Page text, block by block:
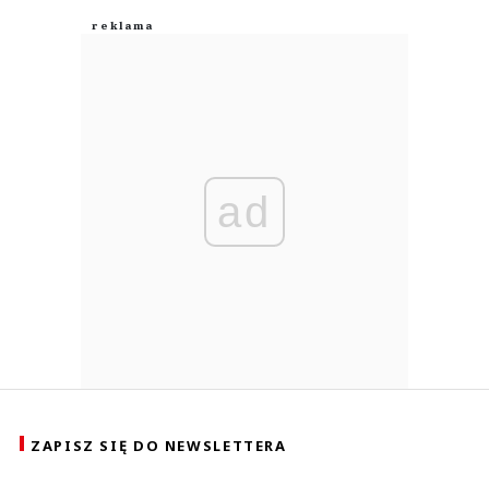
ad
ZAPISZ SIĘ DO NEWSLETTERA